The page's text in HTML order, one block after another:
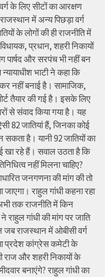
के लिए सीटों का आरक्षण
में अन्य पिछड़ा वर्ग
के लोगों की ही राजनीति में
प्रधान, शहरी निकायों
और सरपंच भी नहीं बन
भाटी ने कहा कि
नहीं बनाई है। सामाजिक,
तैयार की गई है। इसके लिए
से संवाद किया गया है। यह
82 जातियां हैं, जिनका कोई
है। यानी 92 जातियों का
खा रहे हैं। सवाल उठता है कि
नहीं मिलना चाहिए?
जनगणना की मांग की तो
जाएगा। राहुल गांधी कहना रहा
तक राजनीति में किन
राहुल गांधी की मांग पर जाति
राजस्थान में ओबीसी वर्ग
प्रदेश कांग्रेस कमेटी के
राज और शहरी निकायों के
बनाएंगे? राहुल गांधी का